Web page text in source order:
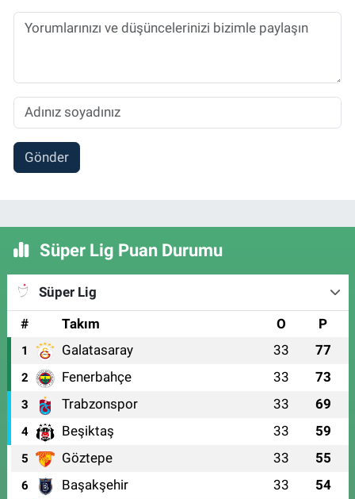
Gönder
Süper Lig Puan Durumu
Süper Lig
#
Takım O P
1 Galatasaray 33 77
2 Fenerbahçe 33 73
3 Trabzonspor 33 69
4 Beşiktaş 33 59
5 Göztepe 33 55
6 Başakşehir 33 54